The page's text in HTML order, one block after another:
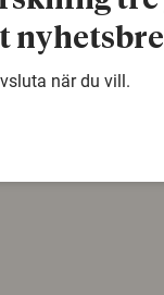
när du vill.